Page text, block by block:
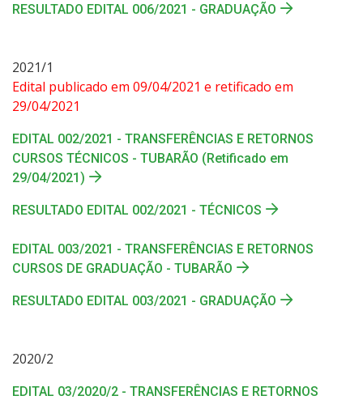
RESULTADO EDITAL 006/2021 - GRADUAÇÃO
2021/1
Edital publicado em 09/04/2021 e retificado em
29/04/2021
EDITAL 002/2021 - TRANSFERÊNCIAS E RETORNOS
CURSOS TÉCNICOS - TUBARÃO (Retificado em
29/04/2021)
RESULTADO EDITAL 002/2021 - TÉCNICOS
EDITAL 003/2021 - TRANSFERÊNCIAS E RETORNOS
CURSOS DE GRADUAÇÃO - TUBARÃO
RESULTADO EDITAL 003/2021 - GRADUAÇÃO
2020/2
EDITAL 03/2020/2 - TRANSFERÊNCIAS E RETORNOS